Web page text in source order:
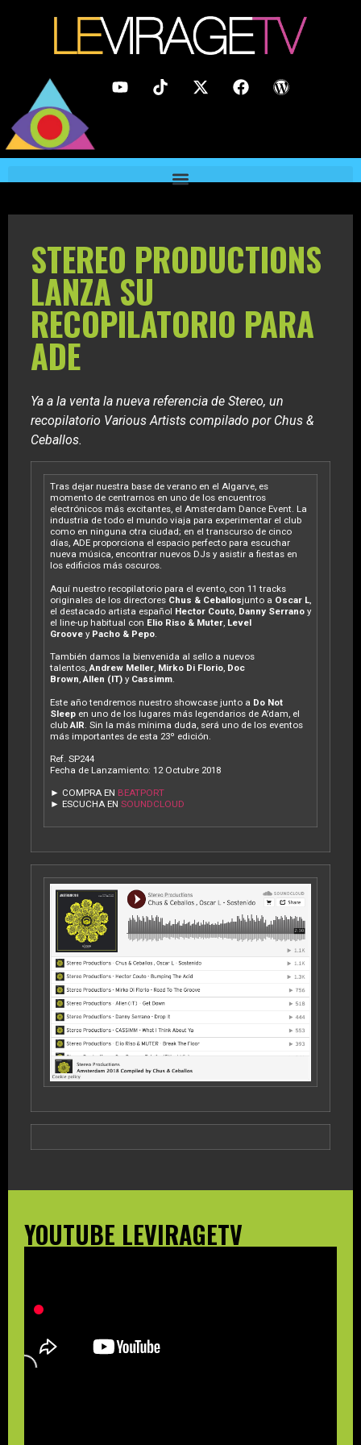
STEREO PRODUCTIONS
LANZA SU
RECOPILATORIO PARA
ADE
Ya a la venta la nueva referencia de Stereo, un
recopilatorio Various Artists compilado por Chus &
Ceballos.
Tras dejar nuestra base de verano en el Algarve, es
momento de centrarnos en uno de los encuentros
electrónicos más excitantes, el Amsterdam Dance Event. La
industria de todo el mundo viaja para experimentar el club
como en ninguna otra ciudad; en el transcurso de cinco
días, ADE proporciona el espacio perfecto para escuchar
nueva música, encontrar nuevos DJs y asistir a fiestas en
los edificios más oscuros.
Aquí nuestro recopilatorio para el evento, con 11 tracks
originales de los directores Chus & Ceballosjunto a Oscar L
el destacado artista español Hector Couto Danny Serrano y
el line-up habitual con Elio Riso & Muter Level
Groove y Pacho & Pepo
También damos la bienvenida al sello a nuevos
talentos,Andrew Meller, Mirko Di Florio, Doc
Brown,Allen (IT) y Cassimm.
Este año tendremos nuestro showcase junto a Do Not
Sleep en uno de los lugares más legendarios de A’dam, el
club AIR . Sin la más mínima duda, será uno de los eventos
más importantes de esta 23º edición.
Ref. SP244
Fecha de Lanzamiento: 12 Octubre 2018
► COMPRA EN BEATPORT
► ESCUCHA EN SOUNDCLOUD
YOUTUBE LEVIRAGETV